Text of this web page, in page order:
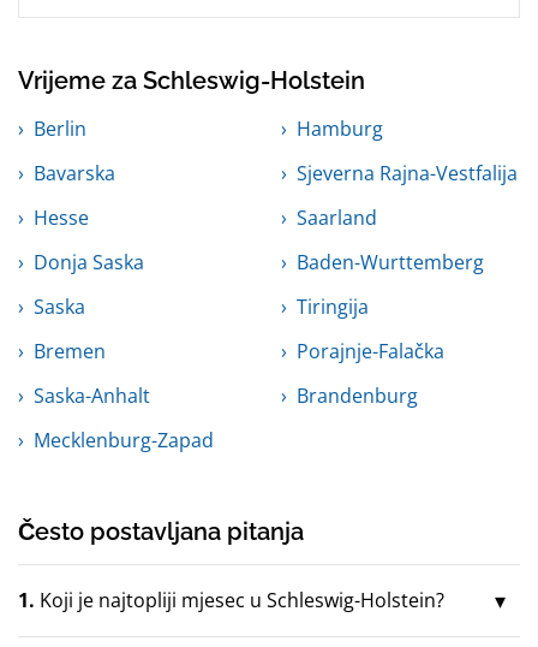
Vrijeme za Schleswig-Holstein
Berlin
Hamburg
Bavarska
Sjeverna Rajna-Vestfalija
Hesse
Saarland
Donja Saska
Baden-Wurttemberg
Saska
Tiringija
Bremen
Porajnje-Falačka
Saska-Anhalt
Brandenburg
Mecklenburg-Zapad
Često postavljana pitanja
1. Koji je najtopliji mjesec u Schleswig-Holstein?